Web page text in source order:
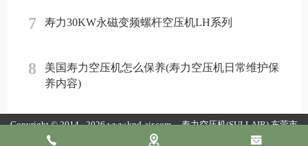
7 寿力30KW永磁变频螺杆空压机LH系列
8
美国寿力空压机怎么保养(寿力空压机日常维护保
养内容)
Copyright © 2014 - 2026 www.kpd-air.com 寿力空压机(SULLAIR)东莞市